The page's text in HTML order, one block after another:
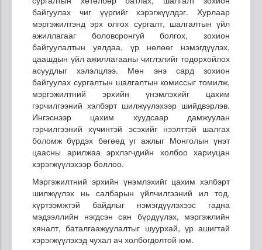
байгуулах чиг үүргийг хэрэгжүүлдэг. Хурлаар
мэргэжилтэнд эрх олгох сургалт, шалгалтын үйл
ажиллагааг боловсронгуй болгох, зохион
байгуулалтын уялдаа, үр нөлөөг нэмэгдүүлэх,
цаашдын үйл ажиллагааны чиглэлийг тодорхойлох
асуудлыг хэлэлцлээ. Мөн энэ сард зохион
байгуулах сургалтын шалгалтын комиссыг томилж,
мэргэжилтний эрхийн үнэмлэхийг цахим
гэрчилгээний хэлбэрт шилжүүлэхээр шийдвэрлэв.
Ингэснээр цахим хуудсаар дамжуулан
гэрчилгээний хүчинтэй эсэхийг нээлттэй шалгах
боломж бүрдэх бөгөөд уг ажлыг Монголын үнэт
цаасны арилжаа эрхлэгчдийн холбоо хариуцан
хэрэгжүүлэхээр боллоо.
Мэргэжилтний эрхийн үнэмлэхийг цахим хэлбэрт
шилжүүлэх нь салбарын үйлчилгээний ил тод,
хүртээмжтэй байдлыг нэмэгдүүлэхээс гадна
мэдээллийн нэгдсэн сан бүрдүүлэх, мэргэжлийн
хяналт, баталгаажуулалтыг шуурхай, үр ашигтай
хэрэгжүүлэхэд чухал ач холбогдолтой юм.